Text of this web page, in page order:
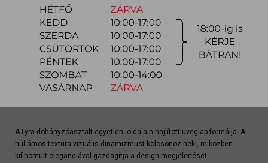
Raktárra érkezés:
Szállítási módja:
bútorszállító
Készlet info:gyártásra
Szállítás, szerelés díjtáblázat (országos)
A Lyra dohányzóasztalt egyetlen, oldalain hajlított üveglap formálja. A
hullámos textúra vizuális dinamizmust kölcsönöz neki, miközben
kifinomult eleganciával gazdagítja a design megjelenését.